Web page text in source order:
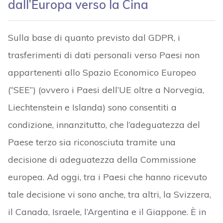
dall’Europa verso la Cina
Sulla base di quanto previsto dal GDPR, i
trasferimenti di dati personali verso Paesi non
appartenenti allo Spazio Economico Europeo
(“SEE”) (ovvero i Paesi dell’UE oltre a Norvegia,
Liechtenstein e Islanda) sono consentiti a
condizione, innanzitutto, che l’adeguatezza del
Paese terzo sia riconosciuta tramite una
decisione di adeguatezza della Commissione
europea. Ad oggi, tra i Paesi che hanno ricevuto
tale decisione vi sono anche, tra altri, la Svizzera,
il Canada, Israele, l’Argentina e il Giappone. È in